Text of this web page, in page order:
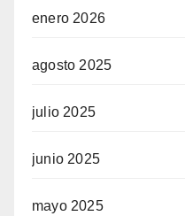
enero 2026
agosto 2025
julio 2025
junio 2025
mayo 2025